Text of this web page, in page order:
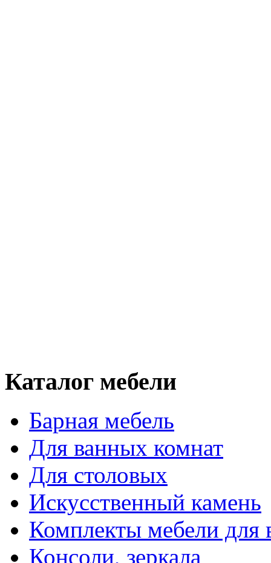
Каталог мебели
Барная мебель
Для ванных комнат
Для столовых
Искусственный камень
Комплекты мебели для
Консоли, зеркала